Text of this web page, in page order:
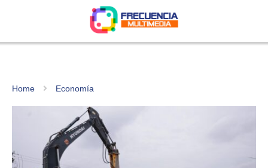
Home Economía